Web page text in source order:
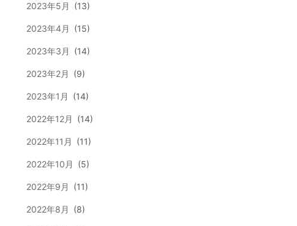
2023年5月 (13)
2023年4月 (15)
2023年3月 (14)
2023年2月 (9)
2023年1月 (14)
2022年12月 (14)
2022年11月 (11)
2022年10月 (5)
2022年9月 (11)
2022年8月 (8)